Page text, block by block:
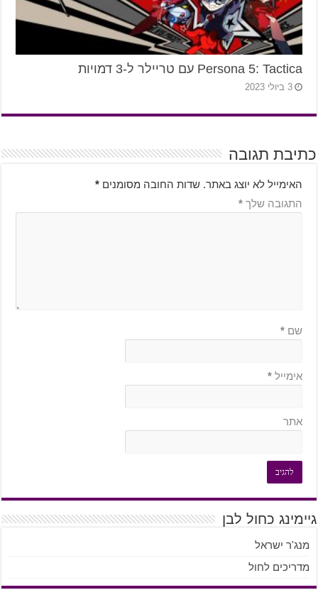
Persona 5: Tactica עם טריילר ל-3 דמויות
3 ביולי 2023
כתיבת תגובה
האימייל לא יוצג באתר. שדות החובה מסומנים *
התגובה שלך *
שם *
אימייל *
אתר
גיימינג כחול לבן
מנג'ר ישראל
מדריכים לחול